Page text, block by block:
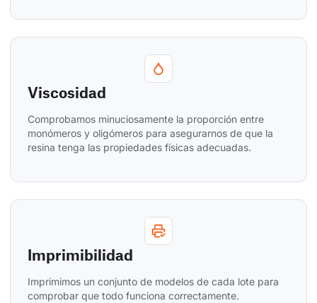
Viscosidad
Comprobamos minuciosamente la proporción entre
monómeros y oligómeros para asegurarnos de que la
resina tenga las propiedades físicas adecuadas.
Imprimibilidad
Imprimimos un conjunto de modelos de cada lote para
comprobar que todo funciona correctamente.